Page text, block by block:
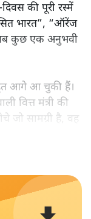
की पूरी रस्में
भारत”, “ऑरेंज
कुछ एक अनुभवी
आगे आ चुकी हैं।
वित्त मंत्री की
जो सामग्री है, वह